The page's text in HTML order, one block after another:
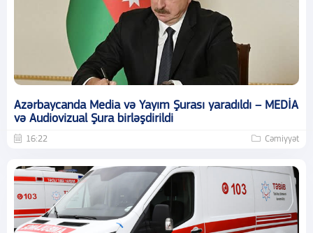
Azərbaycanda Media və Yayım Şurası yaradıldı – MEDİA
və Audiovizual Şura birləşdirildi
16:22 Cəmiyyət